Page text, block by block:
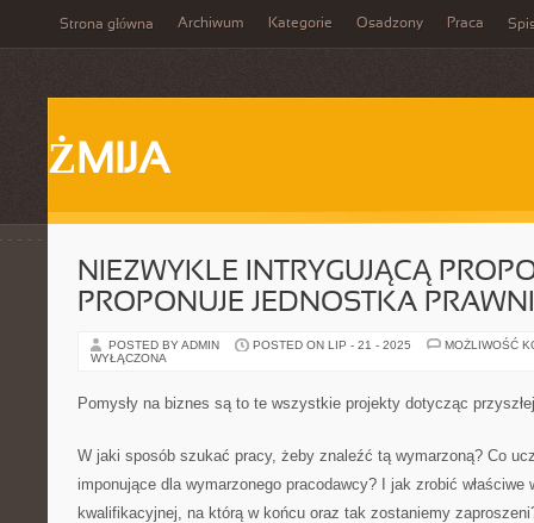
Strona główna Archiwum Kategorie Osadzony Praca
ŻMIJA
NIEZWYKLE INTRYGUJĄCĄ
PROPONUJE JEDNOSTKA
POSTED BY ADMIN POSTED ON LIP - 21 - 2025
MOŻLIWOŚĆ
WYŁĄCZONA
Pomysły na biznes są to te wszystkie projekty dotycząc
W jaki sposób szukać pracy, żeby znaleźć tą wymarzoną? Co
imponujące dla wymarzonego pracodawcy? I jak zrobić właściwe
kwalifikacyjnej, na którą w końcu oraz tak zostaniemy